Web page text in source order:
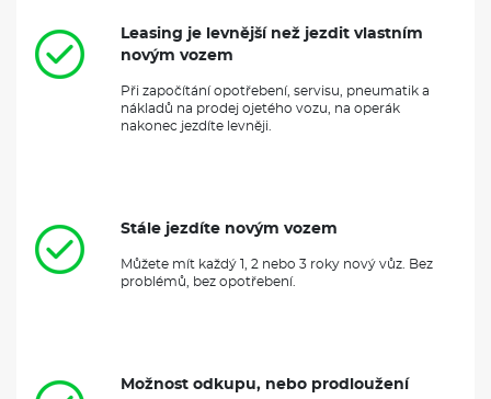
Leasing je levnější než jezdit vlastním
novým vozem
Při započítání opotřebení, servisu, pneumatik a
nákladů na prodej ojetého vozu, na operák
nakonec jezdíte levněji.
Stále jezdíte novým vozem
Můžete mít každý 1, 2 nebo 3 roky nový vůz. Bez
problémů, bez opotřebení.
Možnost odkupu, nebo prodloužení